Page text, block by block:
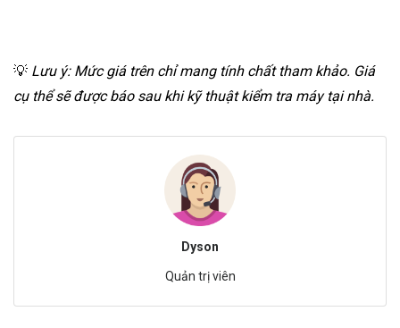
💡 Lưu ý: Mức giá trên chỉ mang tính chất tham khảo. Giá
cụ thể sẽ được báo sau khi kỹ thuật kiểm tra máy tại nhà.
Dyson
Quản trị viên